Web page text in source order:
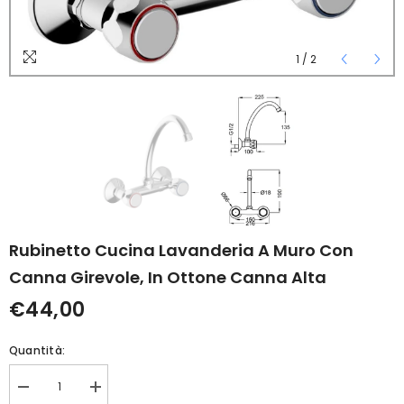
1 / 2
Rubinetto Cucina Lavanderia A Muro Con
Canna Girevole, In Ottone Canna Alta
€44,00
Quantità:
Diminuisci
Aumenta